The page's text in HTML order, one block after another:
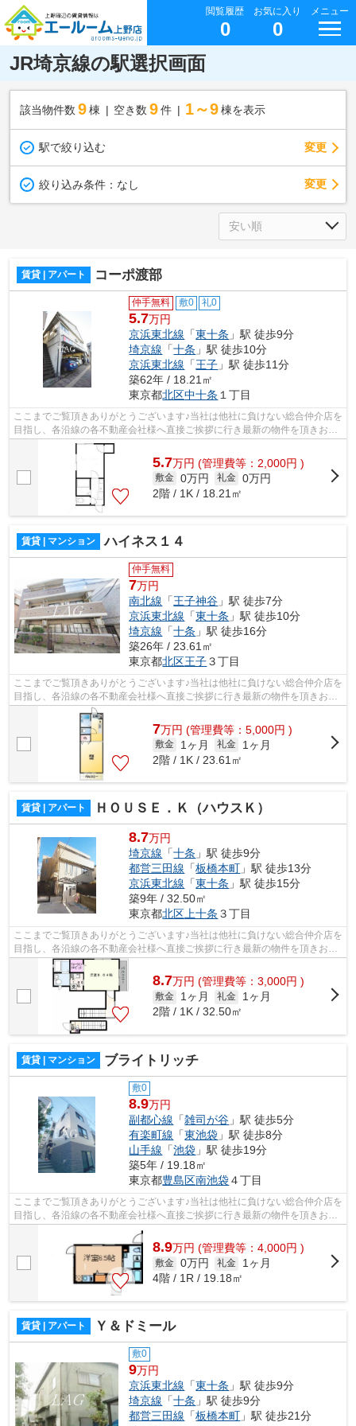
閲覧履歴
0
お気に入り
0
メニュー
JR埼京線の駅選択画面
該当物件数 9棟 空き数 9 件 1～9 棟を表示
駅で絞り込む 変更
絞り込み条件： なし 変更
賃貸 | アパート コーポ渡部
仲手無料 敷0 礼0
5.7万円
京浜東北線 「東十条 」駅 徒歩9分
埼京線 「十条 」駅 徒歩10分
京浜東北線 「王子 」駅 徒歩11分
築62年 / 18.21㎡
東京都北区中十条 １丁目
ここまでご覧頂きありがとうございます♪当社は他社に負けない総合仲介店を
目指し、各沿線の各不動産会社様へ直接ご挨拶に行き最新の物件を頂きお客
様へ提供しております！最新の情報は...
5.7万円 (管理費等：2,000円 )
敷金 0万円 礼金 0万円
2階 / 1K / 18.21㎡
賃貸 | マンション ハイネス１４
仲手無料
7万円
南北線 「王子神谷 」駅 徒歩7分
京浜東北線 「東十条 」駅 徒歩10分
埼京線 「十条 」駅 徒歩16分
築26年 / 23.61㎡
東京都北区王子３丁目
ここまでご覧頂きありがとうございます♪当社は他社に負けない総合仲介店を
目指し、各沿線の各不動産会社様へ直接ご挨拶に行き最新の物件を頂きお客
様へ提供しております！最新の情報は...
7万円 (管理費等：5,000円 )
敷金 1ヶ月 礼金
1ヶ月
2階 / 1K / 23.61㎡
賃貸 | アパート ＨＯＵＳＥ．Ｋ（ハウスＫ）
8.7万円
埼京線 「十条 」駅 徒歩9分
都営三田線 「板橋本町 」駅 徒歩13分
京浜東北線 「東十条 」駅 徒歩15分
築9年 / 32.50㎡
東京都北区 上十条 ３丁目
ここまでご覧頂きありがとうございます♪当社は他社に負けない総合仲介店を
目指し、各沿線の各不動産会社様へ直接ご挨拶に行き最新の物件を頂きお客
様へ提供しております！最新の情報は...
8.7万円 (管理費等：3,000円 )
敷金 1ヶ月 礼金
1ヶ月
2階 / 1K / 32.50㎡
賃貸 | マンション ブライトリッチ
敷0
8.9万円
副都心線 「雑司が谷 」駅 徒歩5分
有楽町線 「東池袋 」駅 徒歩8分
山手線 「池袋 」駅 徒歩19分
築5年 / 19.18㎡
東京都豊島区南池袋４丁目
ここまでご覧頂きありがとうございます♪当社は他社に負けない総合仲介店を
目指し、各沿線の各不動産会社様へ直接ご挨拶に行き最新の物件を頂きお客
様へ提供しております！最新の情報は...
8.9万円 (管理費等：4,000円 )
敷金 0万円 礼金
1ヶ月
4階 / 1R / 19.18㎡
賃貸 | アパート Ｙ＆ドミール
敷0
9万円
京浜東北線 「東十条 」駅 徒歩9分
埼京線 「十条 」駅 徒歩9分
都営三田線 「板橋本町 」駅 徒歩21分